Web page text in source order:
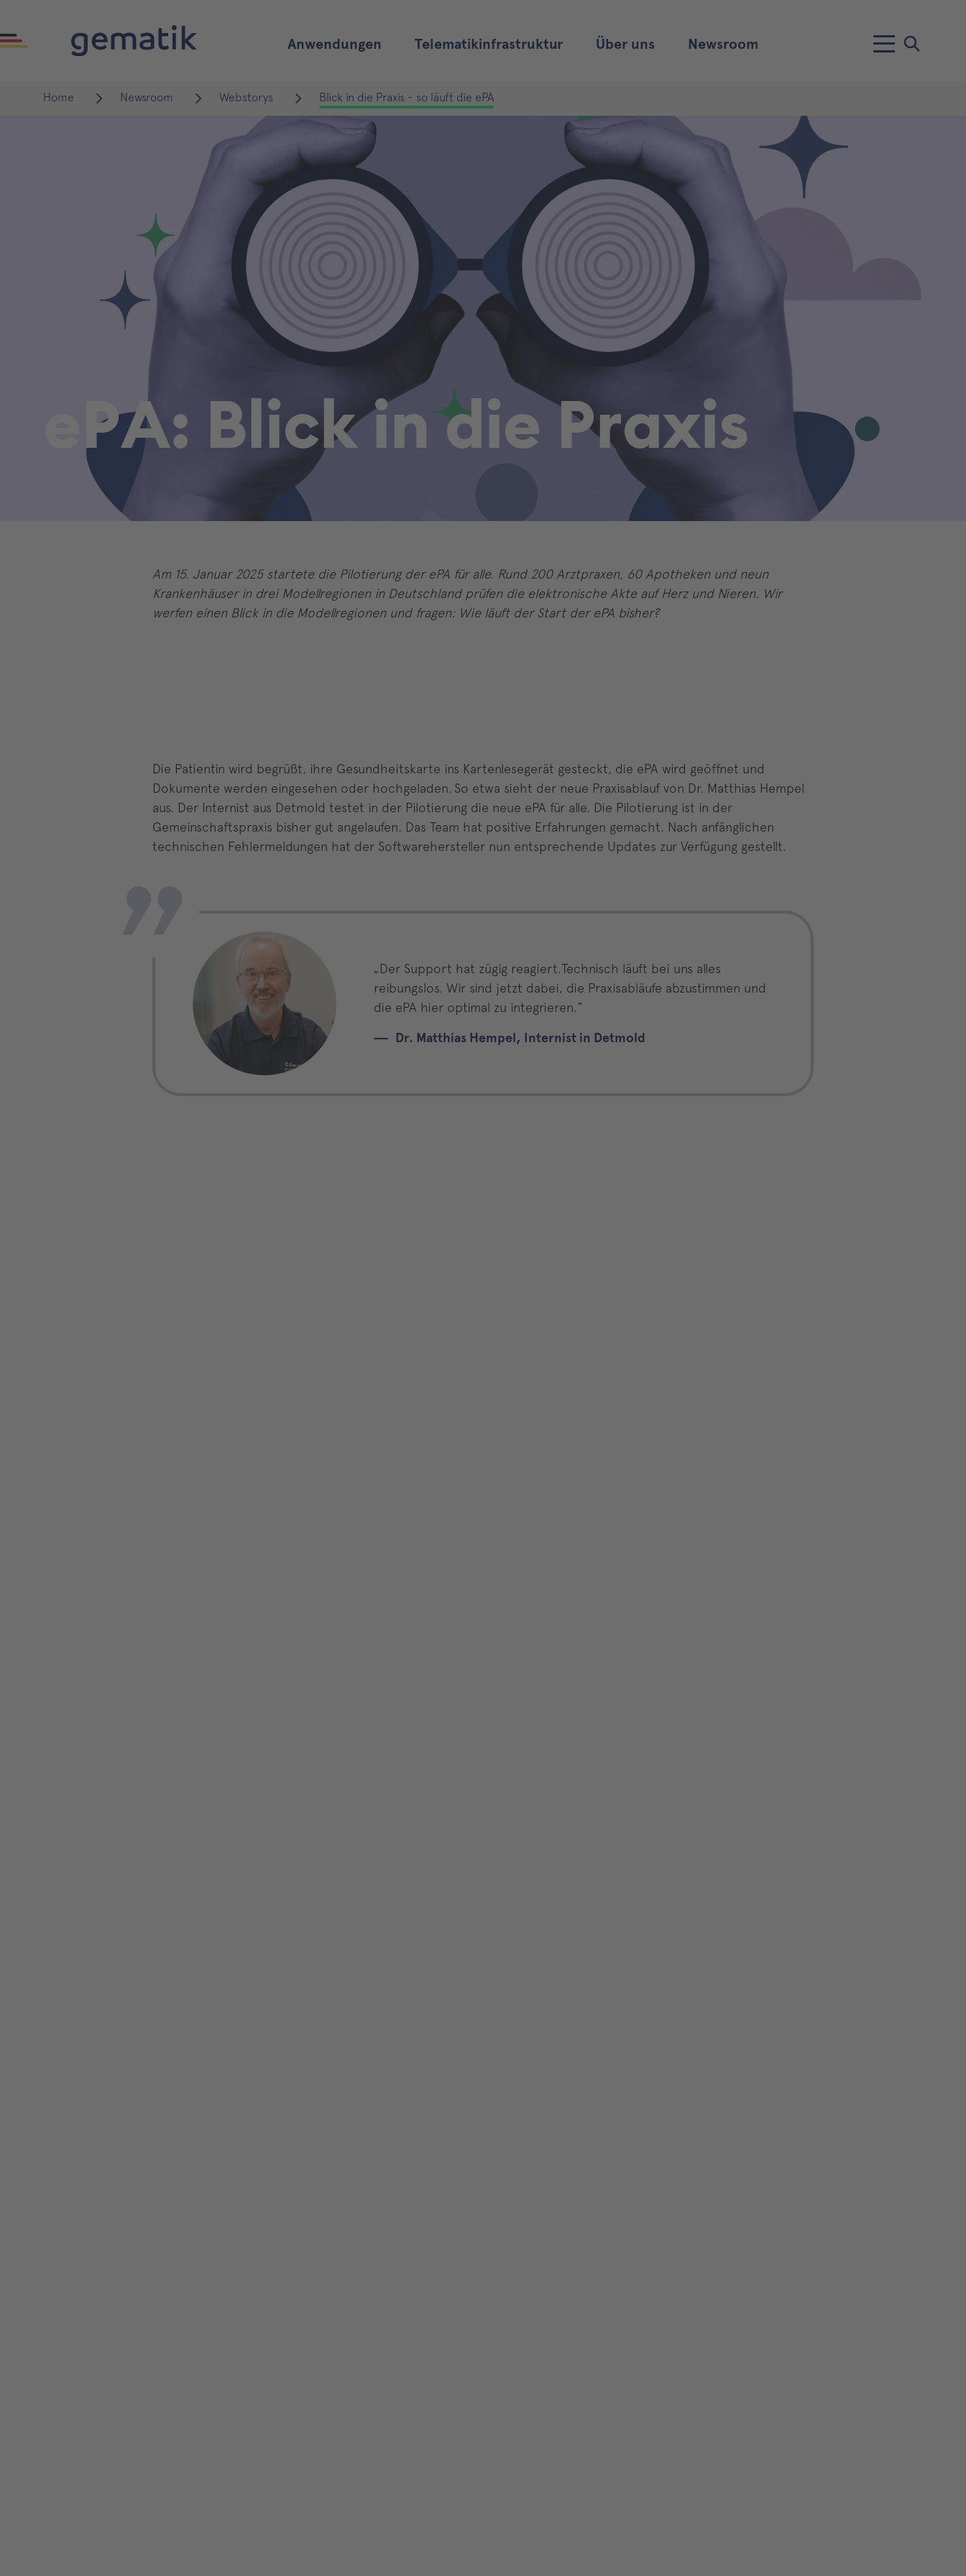
Anwendungen Telematikinfrastruktur Über uns Newsroom
Home Newsroom Webstorys Blick in die Praxis - so läuft die ePA
PA: Blickin diePraxis
Am 15. Januar 2025 startete die Pilotierung der ePA für alle. Rund 200 Arztpraxen, 60 Apotheken und neun
Krankenhäuser in drei Modellregionen in Deutschland prüfen die elektronische Akte auf Herz und Nieren. Wir
werfen einen Blick in die Modellregionen und fragen: Wie läuft der Start der ePA bisher?
Die Patientin wird begrüßt, ihre Gesundheitskarte ins Kartenlesegerät gesteckt, die ePA wird geöffnet und
Dokumente werden eingesehen oder hochgeladen. So etwa sieht der neue Praxisablauf von Dr. Matthias Hempel
aus. Der Internist aus Detmold testet in der Pilotierung die neue ePA für alle. Die Pilotierung ist in der
Gemeinschaftspraxis bisher gut angelaufen. Das Team hat positive Erfahrungen gemacht. Nach anfänglichen
technischen Fehlermeldungen hat der Softwarehersteller nun entsprechende Updates zur Verfügung gestellt.
„Der Support hat zügig reagiert.Technisch läuft bei uns alles
reibungslos. Wir sind jetzt dabei, die Praxisabläufe abzustimmen und
die ePA hier optimal zu integrieren.“
Dr. Matthias Hempel, Internist in Detmold